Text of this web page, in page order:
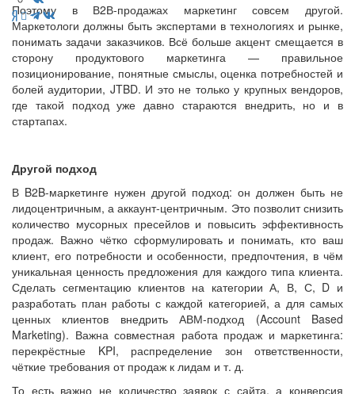
Поэтому в В2В-продажах маркетинг совсем другой.
Маркетологи должны быть экспертами в технологиях и рынке,
понимать задачи заказчиков. Всё больше акцент смещается в
сторону продуктового маркетинга — правильное
позиционирование, понятные смыслы, оценка потребностей и
болей аудитории, JTBD. И это не только у крупных вендоров,
где такой подход уже давно стараются внедрить, но и в
стартапах.
Другой подход
В B2B-маркетинге нужен другой подход: он должен быть не
лидоцентричным, а аккаунт-центричным. Это позволит снизить
количество мусорных пресейлов и повысить эффективность
продаж. Важно чётко сформулировать и понимать, кто ваш
клиент, его потребности и особенности, предпочтения, в чём
уникальная ценность предложения для каждого типа клиента.
Сделать сегментацию клиентов на категории А, В, С, D и
разработать план работы с каждой категорией, а для самых
ценных клиентов внедрить АВМ-подход (Account Based
Marketing). Важна совместная работа продаж и маркетинга:
перекрёстные KPI, распределение зон ответственности,
чёткие требования от продаж к лидам и т. д.
То есть важно не количество заявок с сайта, а конверсия